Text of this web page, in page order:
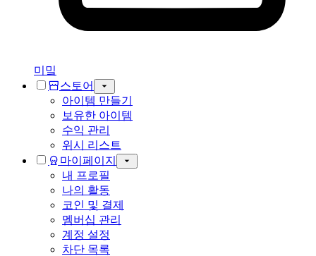
미밐
스토어
아이템 만들기
보유한 아이템
수익 관리
위시 리스트
마이페이지
내 프로필
나의 활동
코인 및 결제
멤버십 관리
계정 설정
차단 목록